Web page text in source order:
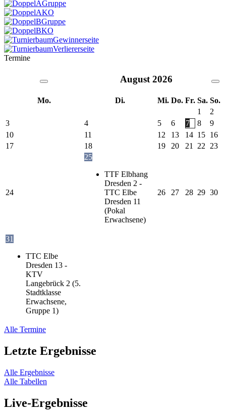
Termine
August 2026
Mo. Di. Mi. Do. Fr. Sa. So.
1
2
3
4 5 6 7 8
9
10
11 12 13 14 15 16
17
18 19 20 21 22 23
24
25
TTF Elbhang
Dresden 2 -
TTC Elbe
Dresden 11
(Pokal
Erwachsene)
26 27 28 29 30
31
TTC Elbe
Dresden 13 -
KTV
Langebrück 2 (5.
Stadtklasse
Erwachsene,
Gruppe 1)
Alle Termine
Letzte Ergebnisse
Alle Ergebnisse
Alle Tabellen
Live-Ergebnisse